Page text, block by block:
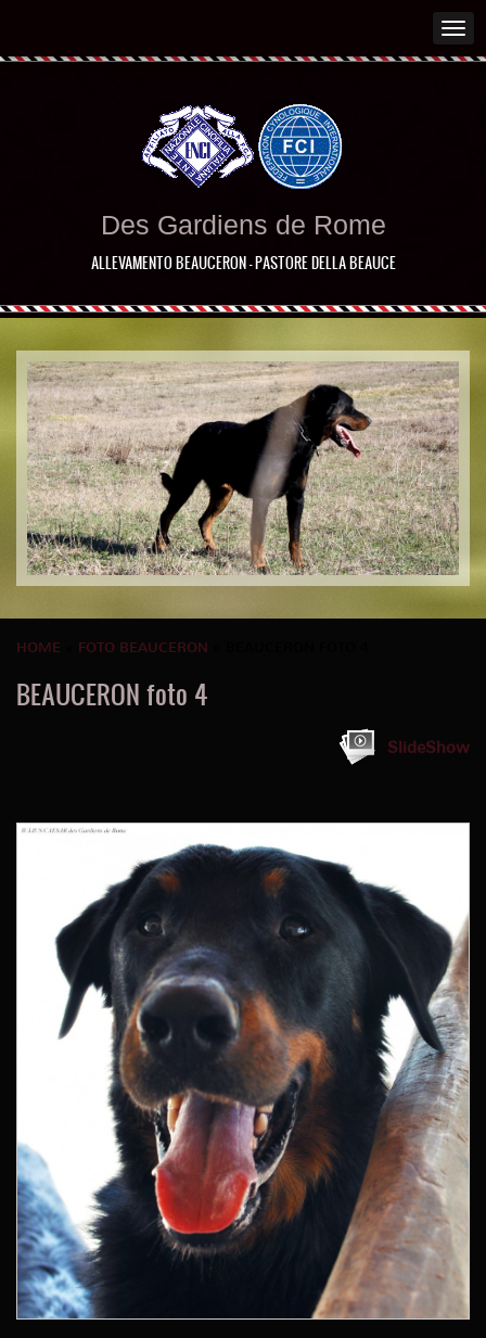
Des Gardiens de Rome
ALLEVAMENTO BEAUCERON - PASTORE DELLA BEAUCE
HOME FOTO BEAUCERON
BEAUCERON foto 4
SlideShow